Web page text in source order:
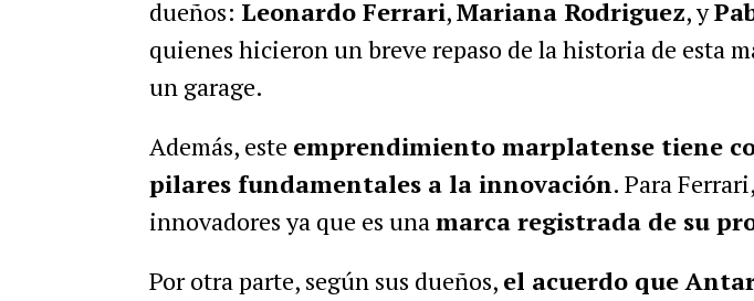
dueños: Leonardo Ferrari,Mariana Rodriguez, y
quienes hicieron un breve repaso de la historia de esta
un garage.
Además, este emprendimiento marplatense tiene
pilares fundamentales a la innovación. Para
innovadores ya que es unamarca registrada de su
Por otra parte, según sus dueños, el acuerdo que